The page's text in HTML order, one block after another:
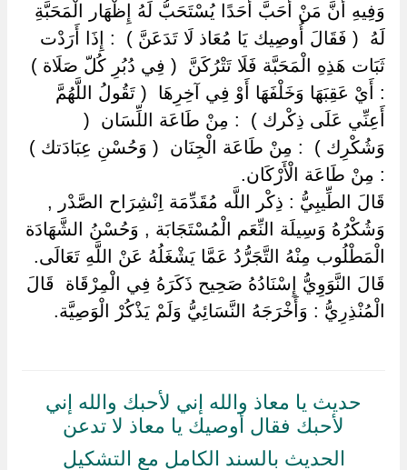
وَفِيهِ أَنَّ مَنْ أَحَبَّ أَحَدًا يُسْتَحَبُّ لَهُ إِظْهَار الْمَحَبَّةِ
لَهُ ‏ ‏( فَقَالَ أُوصِيك يَا مُعَاذ لَا تَدَعَنَّ ) ‏ ‏: إِذَا أَرَدْت
ثَبَات هَذِهِ الْمَحَبَّة فَلَا تَتْرُكَنَّ ‏ ‏( فِي دُبُرِ كُلّ صَلَاة ) ‏
‏: أَيْ عَقِبَهَا وَخَلْفَهَا أَوْ فِي آخِرِهَا ‏ ‏( تَقُولُ اللَّهُمَّ
أَعِنِّي عَلَى ذِكْرك ) ‏ ‏: مِنْ طَاعَة اللِّسَان ‏ ‏(
وَشُكْرِك ) ‏ ‏: مِنْ طَاعَة الْجِنَان ‏ ‏( وَحُسْنِ عِبَادَتك ) ‏
‏: مِنْ طَاعَة الْأَرْكَان.
قَالَ الطِّيبِيُّ : ذِكْر اللَّه مُقَدِّمَة اِنْشِرَاح الصَّدْر ,
وَشُكْرُهُ وَسِيلَة النِّعَم الْمُسْتَجَابَة , وَحُسْنُ الشَّهَادَة
الْمَطْلُوب مِنْهُ التَّجَرُّدُ عَمَّا يَشْغَلُهُ عَنْ اللَّهِ تَعَالَى.
قَالَ النَّوَوِيُّ إِسْنَادُهُ صَحِيح ذَكَرَهُ فِي الْمِرْقَاة ‏ ‏قَالَ
الْمُنْذِرِيُّ : وَأَخْرَجَهُ النَّسَائِيُّ وَلَمْ يَذْكُرْ الْوَصِيَّة.
حديث يا معاذ والله إني لأحبك والله إني
لأحبك فقال أوصيك يا معاذ لا تدعن
الحديث بالسند الكامل مع التشكيل